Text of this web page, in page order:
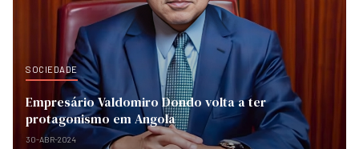
SOCIEDADE
Empresário Valdomiro Dondo volta a ter
protagonismo em Angola
30-ABR-2024